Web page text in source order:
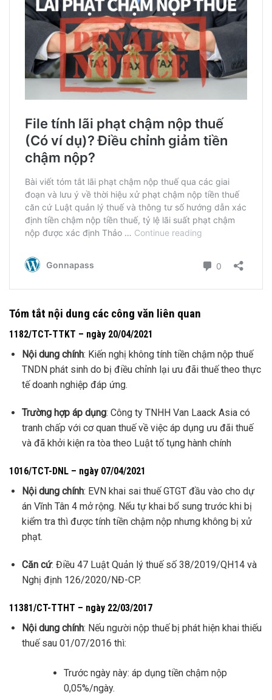
Tóm tắt nội dung các công văn liên quan
1182/TCT-TTKT – ngày 20/04/2021
Nội dung chính: Kiến nghị không tính tiền chậm nộp thuế
TNDN phát sinh do bị điều chỉnh lại ưu đãi thuế theo thực
tế doanh nghiệp đáp ứng.
Trường hợp áp dụng: Công ty TNHH Van Laack Asia có
tranh chấp với cơ quan thuế về việc áp dụng ưu đãi thuế
và đã khởi kiện ra tòa theo Luật tố tụng hành chính
1016/TCT-DNL – ngày 07/04/2021
Nội dung chính: EVN khai sai thuế GTGT đầu vào cho dự
án Vĩnh Tân 4 mở rộng. Nếu tự khai bổ sung trước khi bị
kiểm tra thì được tính tiền chậm nộp nhưng không bị xử
phạt.
Căn cứ: Điều 47 Luật Quản lý thuế số 38/2019/QH14 và
Nghị định 126/2020/NĐ-CP.
11381/CT-TTHT – ngày 22/03/2017
Nội dung chính: Nếu người nộp thuế bị phát hiện khai thiếu
thuế sau 01/07/2016 thì:
Trước ngày này: áp dụng tiền chậm nộp
0,05%/ngày.